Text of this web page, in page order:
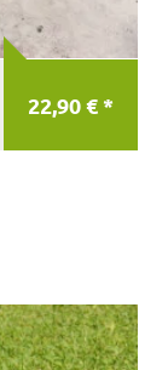
22,90 € *